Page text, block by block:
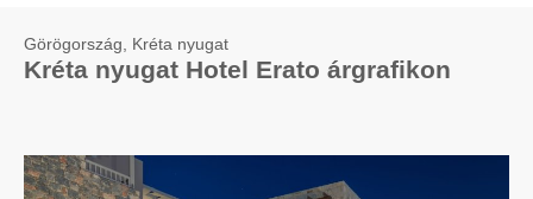
Görögország, Kréta nyugat
Kréta nyugat Hotel Erato árgrafikon